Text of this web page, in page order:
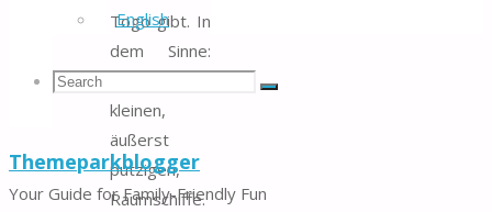
English
Search
Search
for:
Search
Themeparkblogger
Your Guide for Family-Friendly Fun
Togo gibt. In
dem Sinne:
kleinen,
äußerst
putzigen,
Raumschiffe.